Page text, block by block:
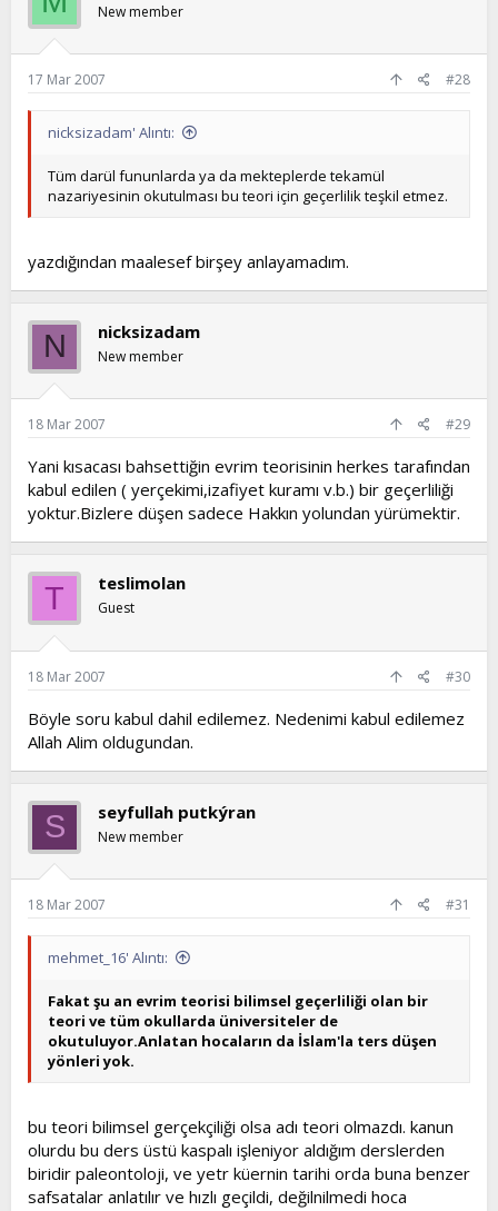
New member
17 Mar 2007 #28
nicksizadam' Alıntı:
Tüm darül fununlarda ya da mekteplerde tekamül
nazariyesinin okutulması bu teori için geçerlilik teşkil etmez.
yazdığından maalesef birşey anlayamadım.
N nicksizadam
New member
18 Mar 2007 #29
Yani kısacası bahsettiğin evrim teorisinin herkes tarafından
kabul edilen ( yerçekimi,izafiyet kuramı v.b.) bir geçerliliği
yoktur.Bizlere düşen sadece Hakkın yolundan yürümektir.
T teslimolan
Guest
18 Mar 2007 #30
Böyle soru kabul dahil edilemez. Nedenimi kabul edilemez
Allah Alim oldugundan.
S seyfullah putkýran
New member
18 Mar 2007 #31
mehmet_16' Alıntı:
Fakat şu an evrim teorisi bilimsel geçerliliği olan bir
teori ve tüm okullarda üniversiteler de
okutuluyor.Anlatan hocaların da İslam'la ters düşen
yönleri yok.
bu teori bilimsel gerçekçiliği olsa adı teori olmazdı. kanun
olurdu bu ders üstü kaspalı işleniyor aldığım derslerden
biridir paleontoloji, ve yetr küernin tarihi orda buna benzer
safsatalar anlatılır ve hızlı geçildi, değilnilmedi hoca